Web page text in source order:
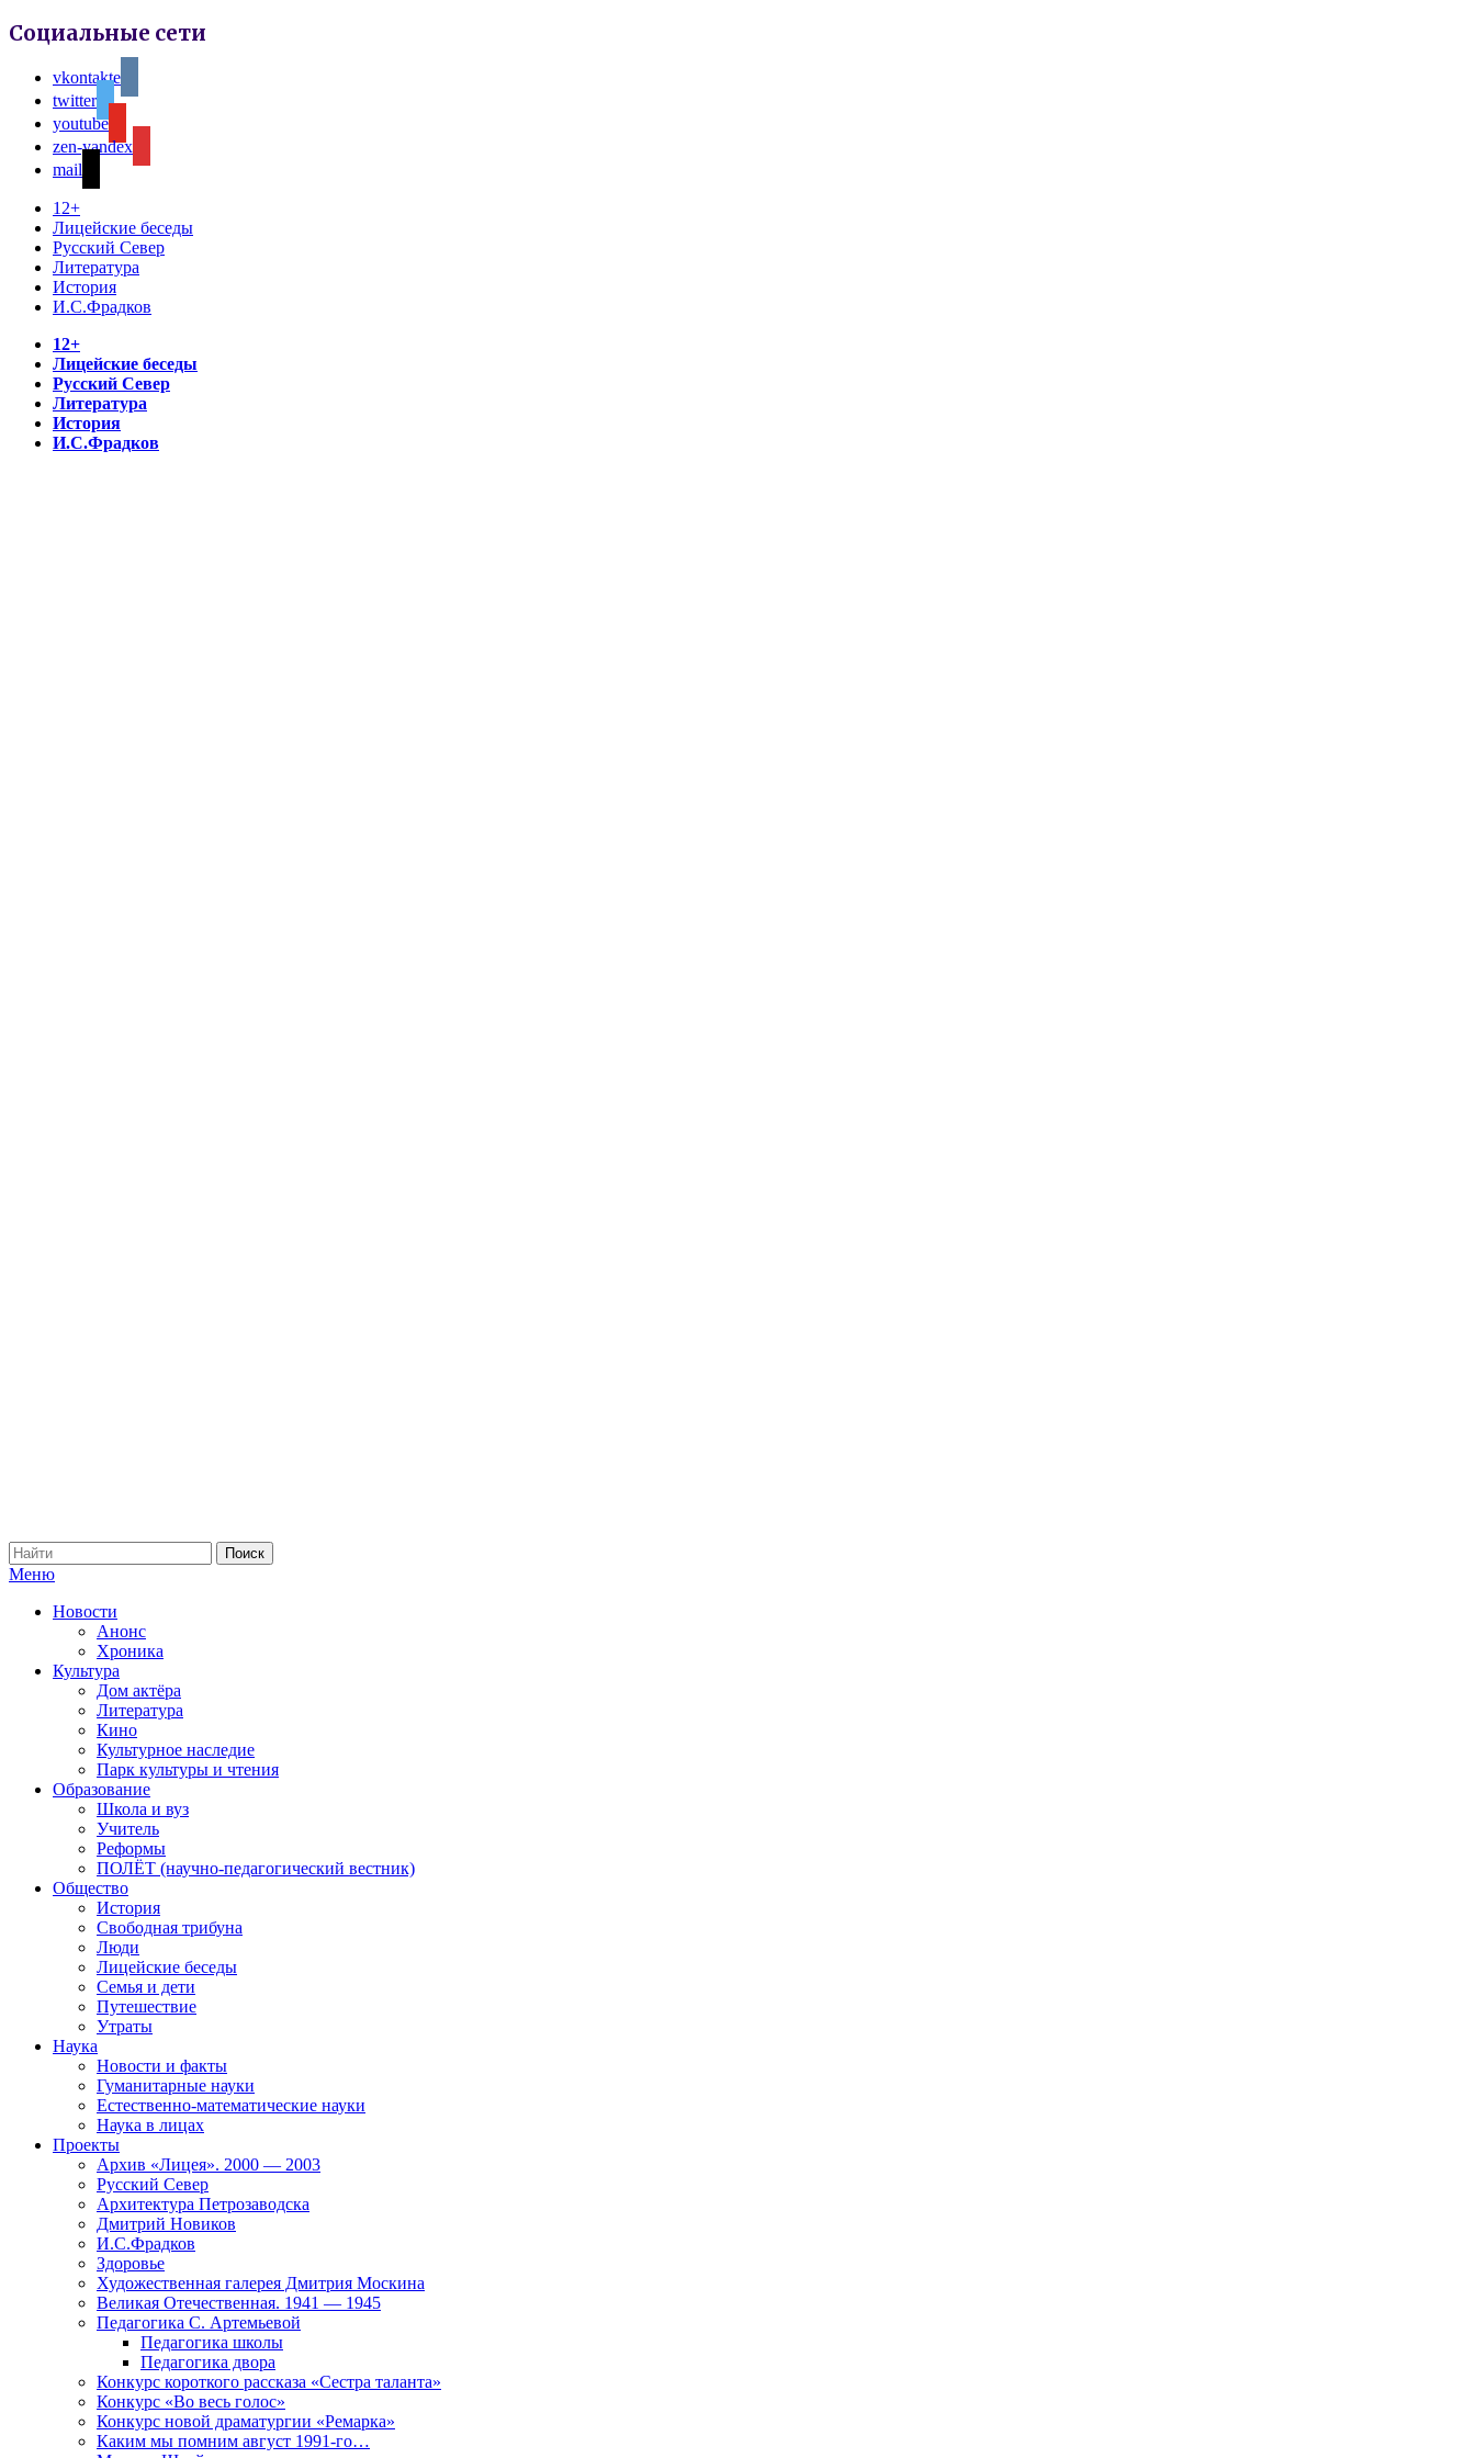
Социальные сети
vkontakte
twitter
youtube
zen-yandex
mail
12+
Лицейские беседы
Русский Север
Литература
История
И.С.Фрадков
12+
Лицейские беседы
Русский Север
Литература
История
И.С.Фрадков
Меню
Новости
Анонс
Хроника
Культура
Дом актёра
Литература
Кино
Культурное наследие
Парк культуры и чтения
Образование
Школа и вуз
Учитель
Реформы
ПОЛЁТ (научно-педагогический вестник)
Общество
История
Свободная трибуна
Люди
Лицейские беседы
Семья и дети
Путешествие
Утраты
Наука
Новости и факты
Гуманитарные науки
Естественно-математические науки
Наука в лицах
Проекты
Архив «Лицея». 2000 — 2003
Русский Север
Архитектура Петрозаводска
Дмитрий Новиков
И.С.Фрадков
Здоровье
Художественная галерея Дмитрия Москина
Великая Отечественная. 1941 — 1945
Педагогика С. Артемьевой
Педагогика школы
Педагогика двора
Конкурс короткого рассказа «Сестра таланта»
Конкурс «Во весь голос»
Конкурс новой драматургии «Ремарка»
Каким мы помним август 1991-го…